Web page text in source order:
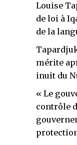
Louise
de loi à
de la
mérite
inuit du
« Le
contrôle